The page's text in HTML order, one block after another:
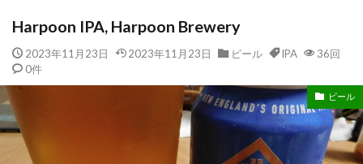
Harpoon IPA, Harpoon Brewery
2023年11月23日 2023年11月23日 ビール IPA
36回
0件
ビール